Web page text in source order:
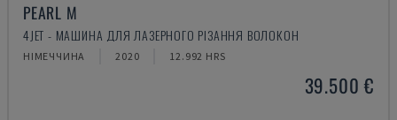
PEARL M
4JET - МАШИНА ДЛЯ ЛАЗЕРНОГО РІЗАННЯ ВОЛОКОН
НІМЕЧЧИНА 2020 12.992 HRS
39.500 €